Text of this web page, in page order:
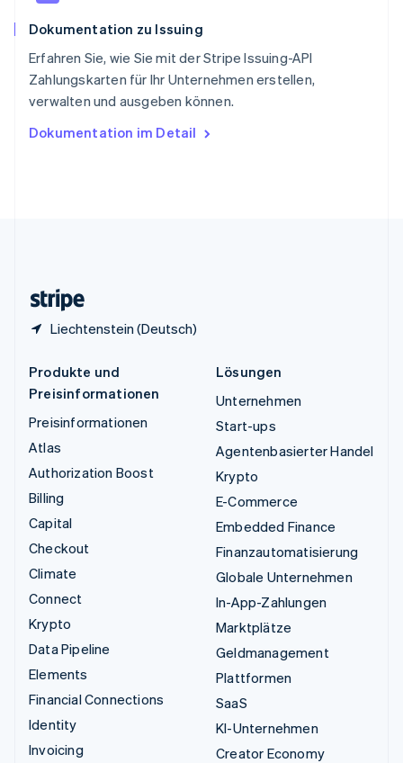
Dokumentation zu Issuing
Erfahren Sie, wie Sie mit der Stripe Issuing-API
Zahlungskarten für Ihr Unternehmen erstellen,
verwalten und ausgeben können.
Dokumentation im Detail
Liechtenstein (Deutsch)
EspañolEnglish
Thailand
English
Tschechische Republik
English
English
Produkte und
Preisinformationen
Preisinformationen
Atlas
Authorization Boost
Billing
Capital
Checkout
Climate
Connect
Krypto
Data Pipeline
Elements
Financial Connections
Identity
Invoicing
Lösungen
Unternehmen
Start-ups
Agentenbasierter Handel
Krypto
E-Commerce
Embedded Finance
Finanzautomatisierung
Globale Unternehmen
In-App-Zahlungen
Marktplätze
Geldmanagement
Plattformen
SaaS
KI-Unternehmen
Creator Economy